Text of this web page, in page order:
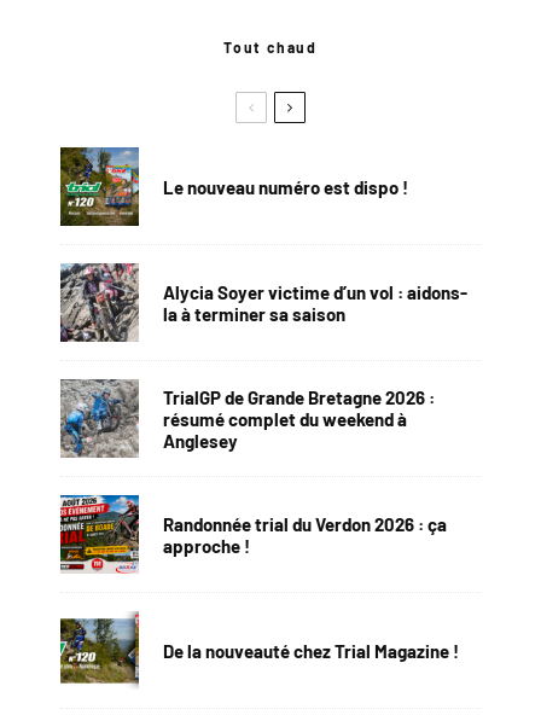
Tout chaud
Le nouveau numéro est dispo !
Alycia Soyer victime d’un vol : aidons-
la à terminer sa saison
TrialGP de Grande Bretagne 2026 :
résumé complet du weekend à
Anglesey
Randonnée trial du Verdon 2026 : ça
approche !
De la nouveauté chez Trial Magazine !